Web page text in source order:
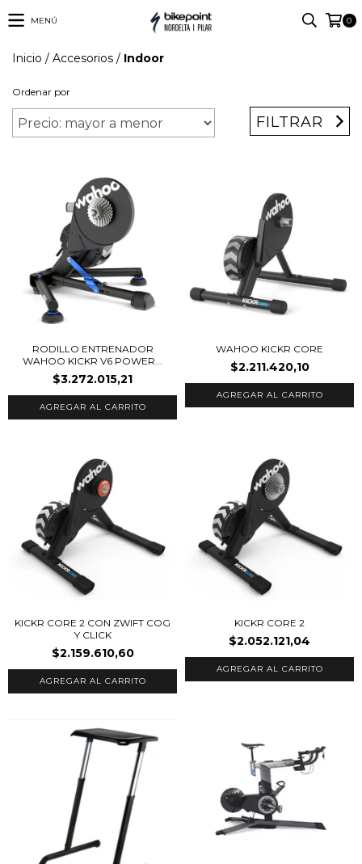
MENÚ 0
Inicio / Accesorios / Indoor
Ordenar por
FILTRAR
RODILLO ENTRENADOR
WAHOO KICKR V6 POWER...
$3.272.015,21
WAHOO KICKR CORE
$2.211.420,10
KICKR CORE 2 CON ZWIFT COG
Y CLICK
$2.159.610,60
KICKR CORE 2
$2.052.121,04